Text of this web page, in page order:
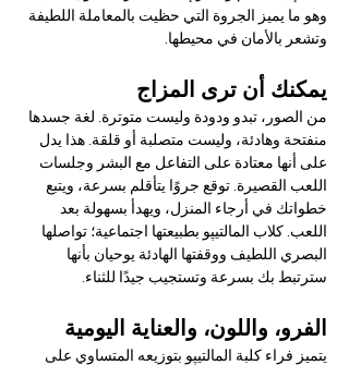
وهو ما يميز الجروة التي حظيت بالمعاملة اللطيفة
وتشعر بالأمان في محيطها.
يمكنك أن ترى المزاج
من الصور، تبدو ودودة وليست متوترة. لغة جسدها
منفتحة وهادئة، وليست متصلبة أو قلقة. هذا يدل
على أنها معتادة على التفاعل مع البشر وجلسات
اللعب القصيرة. توقع جروًا يتأقلم بسرعة، ويتبع
خطواتك في أرجاء المنزل، ويهدأ بسهولة بعد
اللعب. كلاب المالتيپو بطبيعتها اجتماعية؛ تواصلها
البصري اللطيف ووقفتها الهادئة يوحيان بأنها
سترتبط بك بسرعة وتستجيب جيدًا للثناء.
الفرو، واللون، والعناية اليومية
يتميز فراء كلبة المالتيپو بتوزيعه المتساوي على